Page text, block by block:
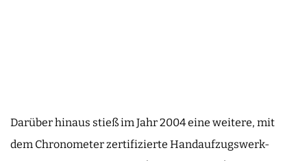
Darüber hinaus stieß im Jahr 2004 eine weitere, mit
dem Chronometer zertifizierte Handaufzugswerk-